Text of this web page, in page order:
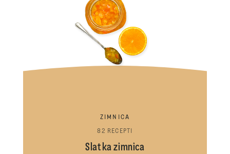
ZIMNICA
82 RECEPTI
Slatka zimnica